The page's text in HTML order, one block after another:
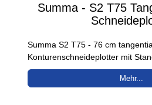
Summa - S2 T75
Summa S2 T75 - 76 cm
Konturenschneideplotter mit
Mehr...